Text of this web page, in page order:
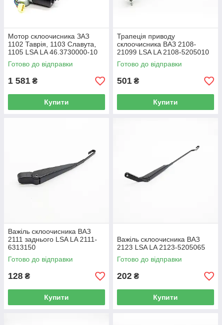
Мотор склоочисника ЗАЗ
1102 Таврія, 1103 Славута,
1105 LSA LA 46.3730000-10
Готово до відправки
1 581 ₴
Купити
Трапеція приводу
склоочисника ВАЗ 2108-
21099 LSA LA 2108-5205010
Готово до відправки
501 ₴
Купити
Важіль склоочисника ВАЗ
2111 заднього LSA LA 2111-
6313150
Готово до відправки
128 ₴
Купити
Важіль склоочисника ВАЗ
2123 LSA LA 2123-5205065
Готово до відправки
202 ₴
Купити